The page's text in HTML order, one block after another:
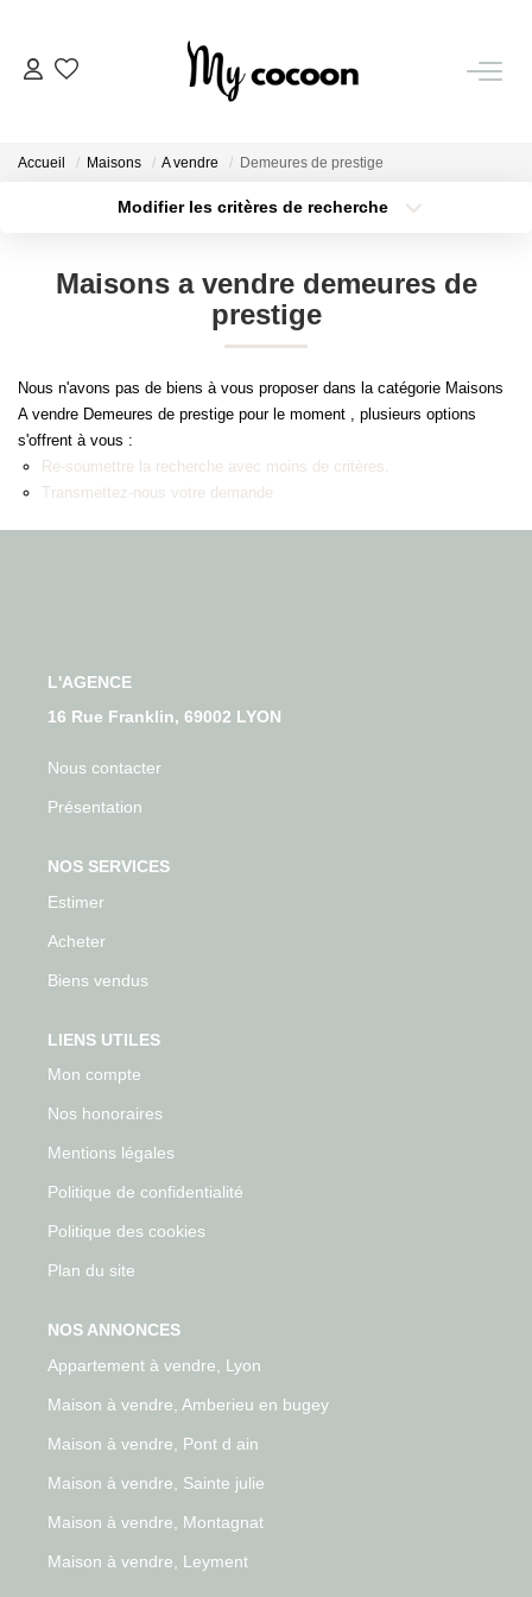
Nos Biens Vendus
NOS PRESTATIONS
CHASSE IMMOBILIÈRE
NOTRE AGENCE
Qui Sommes-Nous
Accueil Maisons A vendre Demeures de prestige
Modifier les critères de recherche
Budget max
Maisons a vendre demeures de
prestige
Nous n'avons pas de biens à vous proposer dans la catégorie Maisons
A vendre Demeures de prestige pour le moment , plusieurs options
s'offrent à vous :
Re-soumettre la recherche avec moins de critères.
Transmettez-nous votre demande
L'AGENCE
16 Rue Franklin, 69002 LYON
Nous contacter
Présentation
NOS SERVICES
Estimer
Acheter
Biens vendus
LIENS UTILES
Mon compte
Nos honoraires
Mentions légales
Politique de confidentialité
Politique des cookies
Plan du site
NOS ANNONCES
Appartement à vendre, Lyon
Maison à vendre, Amberieu en bugey
Maison à vendre, Pont d ain
Maison à vendre, Sainte julie
Maison à vendre, Montagnat
Maison à vendre, Leyment